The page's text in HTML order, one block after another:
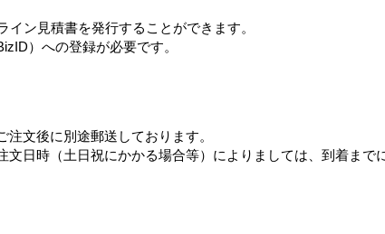
ン見積書を発行することができます。
）への登録が必要です。
文後に別途郵送しております。
日時（土日祝にかかる場合等）によりましては、到着まで